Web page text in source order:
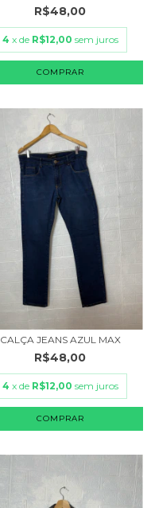
R$48,00
4 x de R$12,00 sem juros
COMPRAR
CALÇA JEANS AZUL MAX
R$48,00
4 x de R$12,00 sem juros
COMPRAR